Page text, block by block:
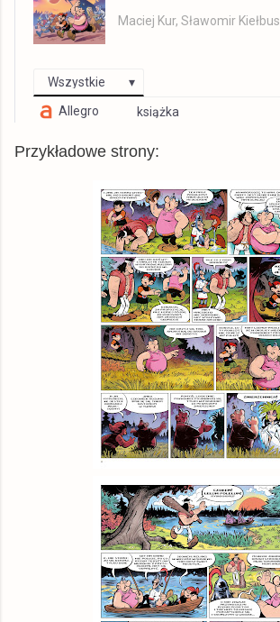
Maciej Kur, Sławomir Kiełbus
Wszystkie
Allegro
książka
Przykładowe strony: